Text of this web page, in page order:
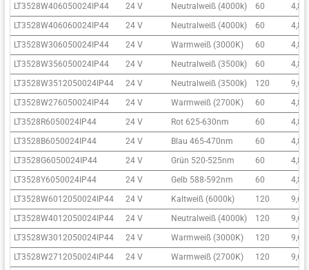
LT3528W406050024IP44
24 V Neutralweiß (4000k) 60
4,8
LT3528W406060024IP44
24 V Neutralweiß (4000k) 60
4,8
LT3528W306050024IP44
24 V Warmweiß (3000K) 60
4,8
LT3528W356050024IP44
24 V Neutralweiß (3500k) 60
4,8
LT3528W3512050024IP44
24 V Neutralweiß (3500k) 120
9,6
LT3528W276050024IP44
24 V Warmweiß (2700K) 60
4,8
LT3528R6050024IP44
24 V Rot 625-630nm 60
4,8
LT3528B6050024IP44
24 V Blau 465-470nm 60
4,8
LT3528G6050024IP44
24 V Grün 520-525nm 60
4,8
LT3528Y6050024IP44
24 V Gelb 588-592nm 60
4,8
LT3528W6012050024IP44
24 V Kaltweiß (6000k) 120
9,6
LT3528W4012050024IP44
24 V Neutralweiß (4000k) 120
9,6
LT3528W3012050024IP44
24 V Warmweiß (3000K) 120
9,6
LT3528W2712050024IP44
24 V Warmweiß (2700K) 120
9,6